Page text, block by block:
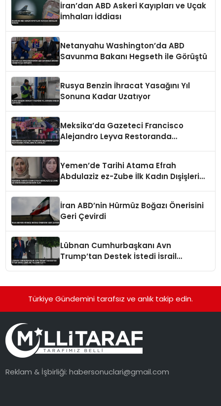
İran’dan ABD Askeri Kayıpları ve Uçak
İmhaları İddiası
Netanyahu Washington’da ABD
Savunma Bakanı Hegseth ile Görüştü
Rusya Benzin İhracat Yasağını Yıl
Sonuna Kadar Uzatıyor
Meksika’da Gazeteci Francisco
Alejandro Leyva Restoranda
Yemen’de Tarihi Atama Efrah
Abdulaziz ez-Zube İlk Kadın Dışişleri
İran ABD’nin Hürmüz Boğazı Önerisini
Geri Çevirdi
Lübnan Cumhurbaşkanı Avn
Trump’tan Destek İstedi İsrail
Türkiye Gündemini tarafsız ve anlık takip edin.
Reklam & İşbirliği:habersonuclari@gmail.com